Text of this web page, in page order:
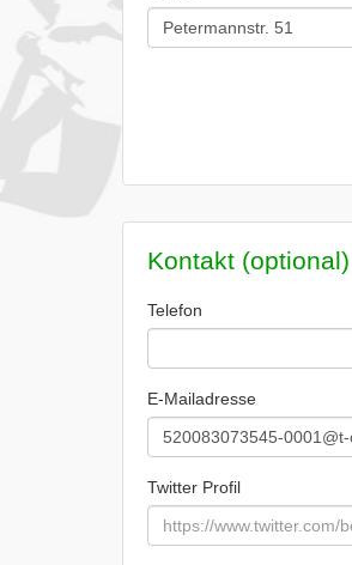
Kontakt (optional)
Telefon
E-Mailadresse
Twitter Profil